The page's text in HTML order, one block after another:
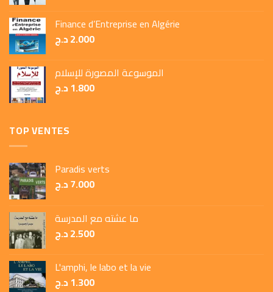
Finance d’Entreprise en Algérie
2.000د.ج
الموسوعة المصورة للإسلام
1.800د.ج
TOP VENTES
Paradis verts
7.000د.ج
ما عشته مع المدرسة
2.500د.ج
L'amphi, le labo et la vie
1.300د.ج